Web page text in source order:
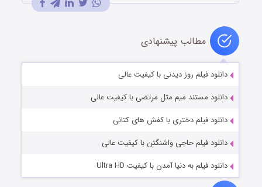
مطالب پیشنهادی
دانلود فیلم روز دیدنی با کیفیت عالی
دانلود مستند میم مثل مرتضی با کیفیت عالی
دانلود فیلم دختری با کفش های کتانی
دانلود فیلم حاجی واشنگتن با کیفیت عالی
دانلود فیلم به دنیا آمدن با کیفیت Ultra HD